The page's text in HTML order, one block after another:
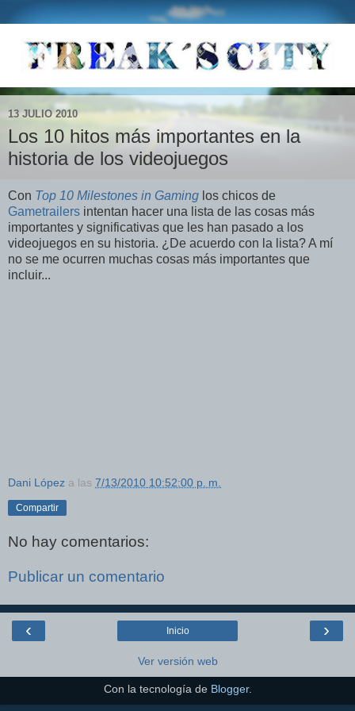
13 JULIO 2010
Los 10 hitos más importantes en la
historia de los videojuegos
Con Top 10 Milestones in Gaming los chicos de
Gametrailers intentan hacer una lista de las cosas más
importantes y significativas que les han pasado a los
videojuegos en su historia. ¿De acuerdo con la lista? A mí
no se me ocurren muchas cosas más importantes que
incluir...
Dani López a las 7/13/2010 10:52:00 p. m.
Compartir
No hay comentarios:
Publicar un comentario
‹ ›
Inicio
Ver versión web
Con la tecnología de Blogger.